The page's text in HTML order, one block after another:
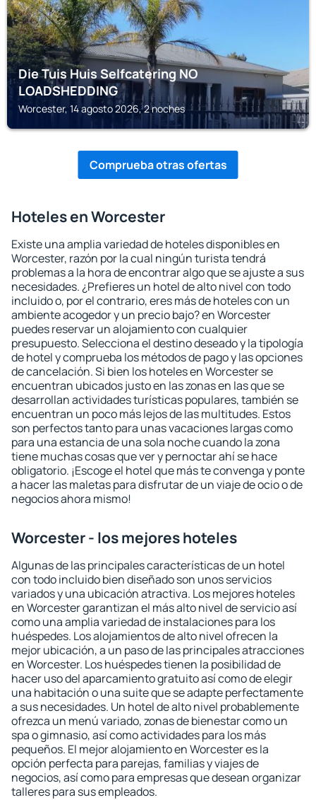
Die Tuis Huis Selfcatering NO
LOADSHEDDING
Worcester, 14 agosto 2026, 2 noches
Comprueba otras ofertas
Hoteles en Worcester
Existe una amplia variedad de hoteles disponibles en
Worcester, razón por la cual ningún turista tendrá
problemas a la hora de encontrar algo que se ajuste a sus
necesidades. ¿Prefieres un hotel de alto nivel con todo
incluido o, por el contrario, eres más de hoteles con un
ambiente acogedor y un precio bajo? en Worcester
puedes reservar un alojamiento con cualquier
presupuesto. Selecciona el destino deseado y la tipología
de hotel y comprueba los métodos de pago y las opciones
de cancelación. Si bien los hoteles en Worcester se
encuentran ubicados justo en las zonas en las que se
desarrollan actividades turísticas populares, también se
encuentran un poco más lejos de las multitudes. Estos
son perfectos tanto para unas vacaciones largas como
para una estancia de una sola noche cuando la zona
tiene muchas cosas que ver y pernoctar ahí se hace
obligatorio. ¡Escoge el hotel que más te convenga y ponte
a hacer las maletas para disfrutar de un viaje de ocio o de
negocios ahora mismo!
Worcester - los mejores hoteles
Algunas de las principales características de un hotel
con todo incluido bien diseñado son unos servicios
variados y una ubicación atractiva. Los mejores hoteles
en Worcester garantizan el más alto nivel de servicio así
como una amplia variedad de instalaciones para los
huéspedes. Los alojamientos de alto nivel ofrecen la
mejor ubicación, a un paso de las principales atracciones
en Worcester. Los huéspedes tienen la posibilidad de
hacer uso del aparcamiento gratuito así como de elegir
una habitación o una suite que se adapte perfectamente
a sus necesidades. Un hotel de alto nivel probablemente
ofrezca un menú variado, zonas de bienestar como un
spa o gimnasio, así como actividades para los más
pequeños. El mejor alojamiento en Worcester es la
opción perfecta para parejas, familias y viajes de
negocios, así como para empresas que desean organizar
talleres para sus empleados.